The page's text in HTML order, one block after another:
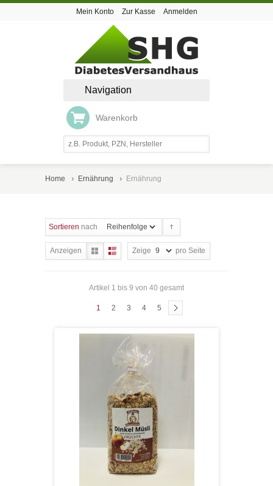
Mein Konto Zur Kasse Anmelden
Navigation
Warenkorb
Home Ernährung Ernährung
Sortieren nach
Anzeigen Zeige pro Seite
Artikel 1 bis 9 von 40 gesamt
1 2 3 4 5